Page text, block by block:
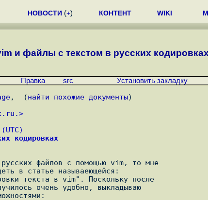
НОВОСТИ (+) КОНТЕНТ WIKI
и файлы с текстом в русских
Правка src Установить закладку
,  (найти похожие документы)
>
кодировках
файлов с помощью vim, то мне
в статье называеющейся:
текста в vim". Поскольку после
очень удобно, выкладываю